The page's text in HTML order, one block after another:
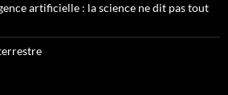
artificielle : la science ne dit pas tout